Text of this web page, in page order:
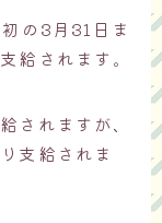
の3月31日ま
給されます。
されますが、
支給されま